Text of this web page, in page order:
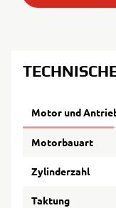
Motor und
Motorbauart
Zylinderzahl
Taktung